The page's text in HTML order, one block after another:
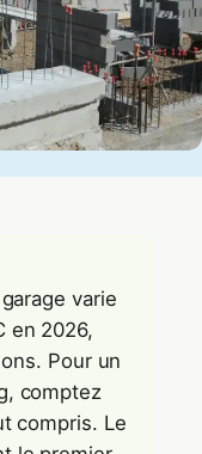
varie
en 2026,
Pour un
comptez
compris. Le